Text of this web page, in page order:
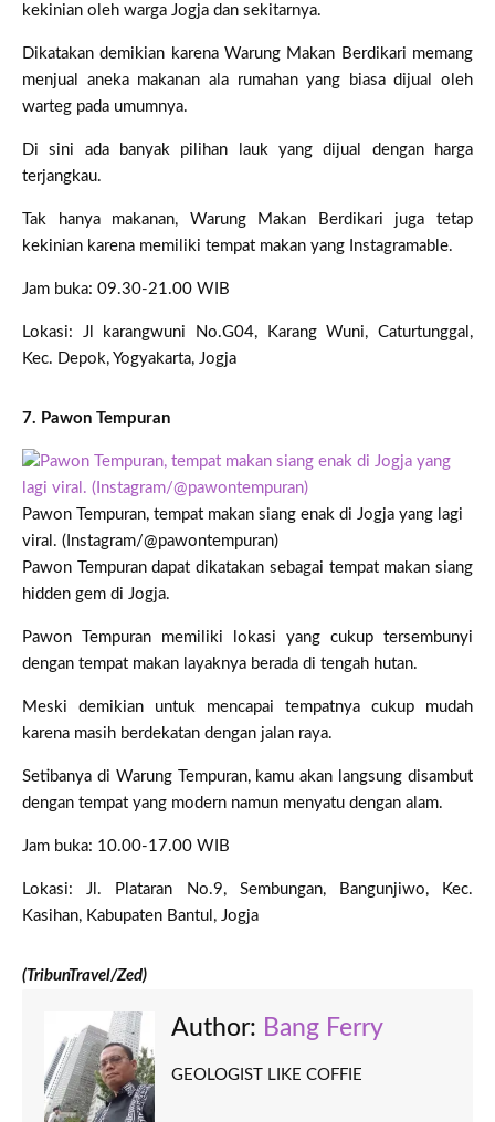
kekinian oleh warga Jogja dan sekitarnya.
Dikatakan demikian karena Warung Makan Berdikari memang
menjual aneka makanan ala rumahan yang biasa dijual oleh
warteg pada umumnya.
Di sini ada banyak pilihan lauk yang dijual dengan harga
terjangkau.
Tak hanya makanan, Warung Makan Berdikari juga tetap
kekinian karena memiliki tempat makan yang Instagramable.
Jam buka: 09.30-21.00 WIB
Lokasi: Jl karangwuni No.G04, Karang Wuni, Caturtunggal,
Kec. Depok, Yogyakarta, Jogja
7. Pawon Tempuran
Pawon Tempuran, tempat makan siang enak di Jogja yang lagi
viral. (Instagram/@pawontempuran)
Pawon Tempuran dapat dikatakan sebagai tempat makan siang
hidden gem di Jogja.
Pawon Tempuran memiliki lokasi yang cukup tersembunyi
dengan tempat makan layaknya berada di tengah hutan.
Meski demikian untuk mencapai tempatnya cukup mudah
karena masih berdekatan dengan jalan raya.
Setibanya di Warung Tempuran, kamu akan langsung disambut
dengan tempat yang modern namun menyatu dengan alam.
Jam buka: 10.00-17.00 WIB
Lokasi: Jl. Plataran No.9, Sembungan, Bangunjiwo, Kec.
Kasihan, Kabupaten Bantul, Jogja
(TribunTravel/Zed)
Author: Bang Ferry
GEOLOGIST LIKE COFFIE